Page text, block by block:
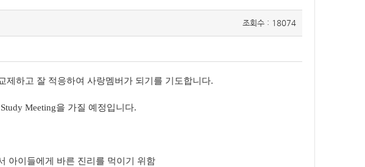
조회수 : 18074
제하고 잘 적응하여 사랑멤버가 되기를 기도합니다.
Meeting을 가질 예정입니다.
아이들에게 바른 진리를 먹이기 위함